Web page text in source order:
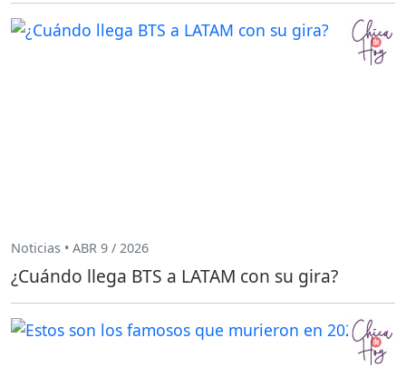
Noticias • ABR 9 / 2026
¿Cuándo llega BTS a LATAM con su gira?